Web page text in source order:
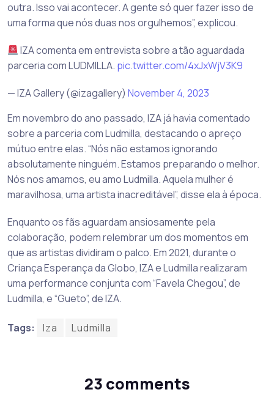
outra. Isso vai acontecer. A gente só quer fazer isso de
uma forma que nós duas nos orgulhemos”, explicou.
IZA comenta em entrevista sobre a tão aguardada
parceria com LUDMILLA. pic.twitter.com/4xJxWjV3K9
— IZA Gallery (@izagallery) November 4, 2023
Em novembro do ano passado, IZA já havia comentado
sobre a parceria com Ludmilla, destacando o apreço
mútuo entre elas. “Nós não estamos ignorando
absolutamente ninguém. Estamos preparando o melhor.
Nós nos amamos, eu amo Ludmilla. Aquela mulher é
maravilhosa, uma artista inacreditável”, disse ela à época.
Enquanto os fãs aguardam ansiosamente pela
colaboração, podem relembrar um dos momentos em
que as artistas dividiram o palco. Em 2021, durante o
Criança Esperança da Globo, IZA e Ludmilla realizaram
uma performance conjunta com “Favela Chegou”, de
Ludmilla, e “Gueto”, de IZA.
Tags: Iza Ludmilla
23 comments